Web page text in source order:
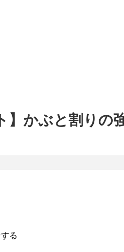
】かぶと割りの
る